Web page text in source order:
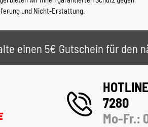
und Nicht-Erstattung.
einen 5€ Gutschein für den
7280
Mo-Fr.: